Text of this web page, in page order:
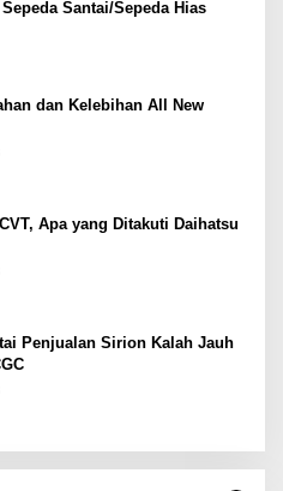
Santai/Sepeda Hias
dan Kelebihan All New
Apa yang Ditakuti Daihatsu
Penjualan Sirion Kalah Jauh